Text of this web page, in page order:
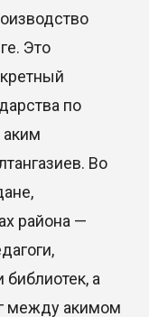
Центральной
рынка
государства
развития
Это
по
аким
Во
района —
библиотек, а
между акимом